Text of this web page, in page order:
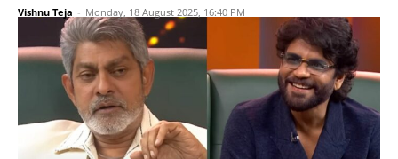
Vishnu Teja - Monday, 18 August 2025, 16:40 PM